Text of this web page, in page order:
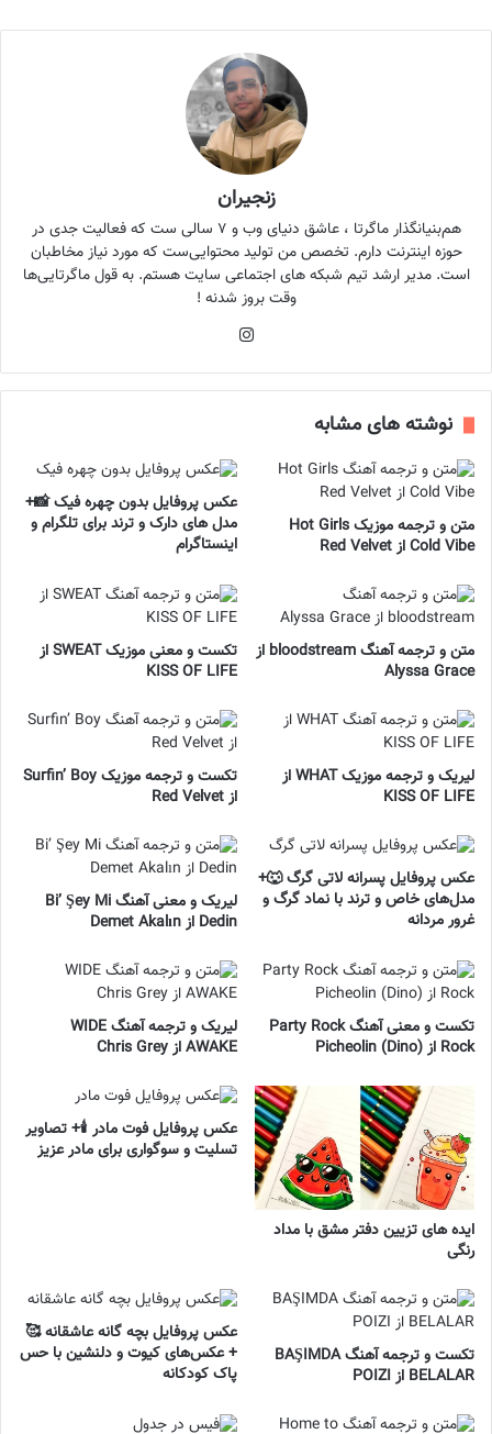
زنجیران
هم‌بنیانگذار ماگرتا ، عاشق دنیای وب و ۷ سالی ست که فعالیت جدی در
حوزه اینترنت دارم. تخصص من تولید محتوایی‌ست که مورد نیاز مخاطبان
است. مدیر ارشد تیم شبکه های اجتماعی سایت هستم. به قول ماگرتایی‌ها
وقت بروز شدنه !
نوشته های مشابه
متن و ترجمه موزیک Hot Girls
Cold Vibe از Red Velvet
عکس پروفایل بدون چهره فیک 📸+
مدل های دارک و ترند برای تلگرام و
اینستاگرام
متن و ترجمه آهنگ bloodstream از
Alyssa Grace
تکست و معنی موزیک SWEAT از
KISS OF LIFE
لیریک و ترجمه موزیک WHAT از
KISS OF LIFE
تکست و ترجمه موزیک Surfin’ Boy
از Red Velvet
عکس پروفایل پسرانه لاتی گرگ 🐺+
مدل‌های خاص و ترند با نماد گرگ و
غرور مردانه
لیریک و معنی آهنگ Bi’ Şey Mi
Dedin از Demet Akalın
تکست و معنی آهنگ Party Rock
Rock از Picheolin (Dino)
لیریک و ترجمه آهنگ WIDE
AWAKE از Chris Grey
ایده های تزیین دفتر مشق با مداد
رنگی
عکس پروفایل فوت مادر 🕯️+ تصاویر
تسلیت و سوگواری برای مادر عزیز
تکست و ترجمه آهنگ BAŞIMDA
BELALAR از POIZI
عکس پروفایل بچه گانه عاشقانه 🥰
+ عکس‌های کیوت و دلنشین با حس
پاک کودکانه